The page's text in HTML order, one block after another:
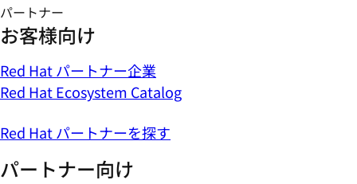
パートナー
お客様向け
Red Hat パートナー企業
Red Hat Ecosystem Catalog
Red Hat パートナーを探す
パートナー向け